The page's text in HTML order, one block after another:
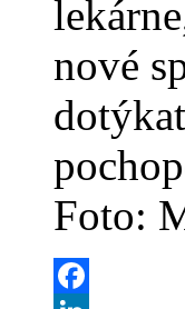
nové
Foto: